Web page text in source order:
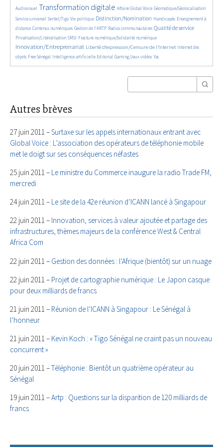
Audiovisuel
4010/5557Transformation digitale
385/5557 Affaire Global Voice
169/5557 Géomatique/Géolocalisation
325/5557
Service universel
666/5557 Sentel/Tigo
183/5557 Vie politique
2140/5557 Distinction/Nomination
34/5557 Handicapés
711/5557
Enseignement à
distance
853/5557Contenus numériques
595/5557 Gestion de l’ARTP
191/5557 Radios communautaires
2157/5557 Qualité de service
557/5557
Privatisation/Libéralisation
136/5557 SMSI
492/5557 Fracture numérique/Solidarité numérique
2787/5557
Innovation/Entreprenariat
1365/5557 Liberté d’expression/Censure de l’Internet
50/5557
Internet des
objets
174/5557Free Sénégal
879/5557 Intelligence artificielle
202/5557 Editorial
68/5557 Gaming/Jeux vidéos
28/5557 Yas
Autres brèves
27 juin 2011 –Surtaxe sur les appels internationaux entrant avec
Global Voice : L’association des opérateurs de téléphonie mobile
met le doigt sur ses conséquences néfastes
25 juin 2011 – Le ministre du Commerce inaugure la radio Trade FM,
mercredi
24 juin 2011 – Le site de la 42e réunion d’ICANN lancé à Singapour
22 juin 2011 – Innovation, services à valeur ajoutée et partage des
infrastructures, thèmes majeurs de la conférence West & Central
Africa Com
22 juin 2011 – Gestion des données : l’Afrique (bientôt) sur un nuage
22 juin 2011 – Projet de cartographie numérique : Le Japon casque
pour deux milliards de francs
21 juin 2011 – Réunion de l’ICANN à Singapour : Le Sénégal à
l’honneur
21 juin 2011 – Kevin Koch : « Tigo Sénégal ne craint pas un nouveau
concurrent »
20 juin 2011 –Téléphonie : Bientôt un quatrième opérateur au
Sénégal
19 juin 2011 –Artp : Questions sur la disparition de 120 milliards de
francs